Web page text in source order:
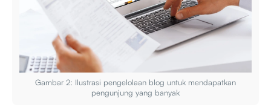
Gambar 2: Ilustrasi pengelolaan blog untuk mendapatkan
pengunjung yang banyak